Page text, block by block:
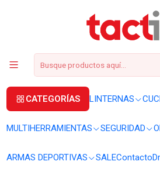
CATEGORÍAS LINTERNAS
MULTIHERRAMIENTAS SEGURIDAD
ARMAS DEPORTIVAS SALEContacto
+56 2 3224 9572 +569
CUCHILLOS Y NAVAJAS
Mondadientes Victorinox largo